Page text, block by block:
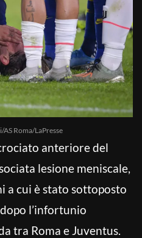
AS Roma/LaPresse
anteriore del
lesione meniscale,
a cui è stato sottoposto
dopo l’infortunio
tra Roma e Juventus.